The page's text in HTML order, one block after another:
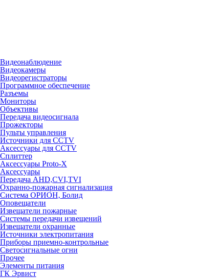
Видеонаблюдение
Видеокамеры
Видеорегистраторы
Программное обеспечение
Разъемы
Мониторы
Объективы
Передача видеосигнала
Прожекторы
Пульты управления
Источники для CCTV
Аксессуары для CCTV
Сплиттер
Аксессуары Proto-X
Аксессуары
Передача AHD,CVI,TVI
Охранно-пожарная сигнализация
Система ОРИОН, Болид
Оповещатели
Извещатели пожарные
Системы передачи извещений
Извещатели охранные
Источники электропитания
Приборы приемно-контрольные
Светосигнальные огни
Прочее
Элементы питания
ГК Эрвист